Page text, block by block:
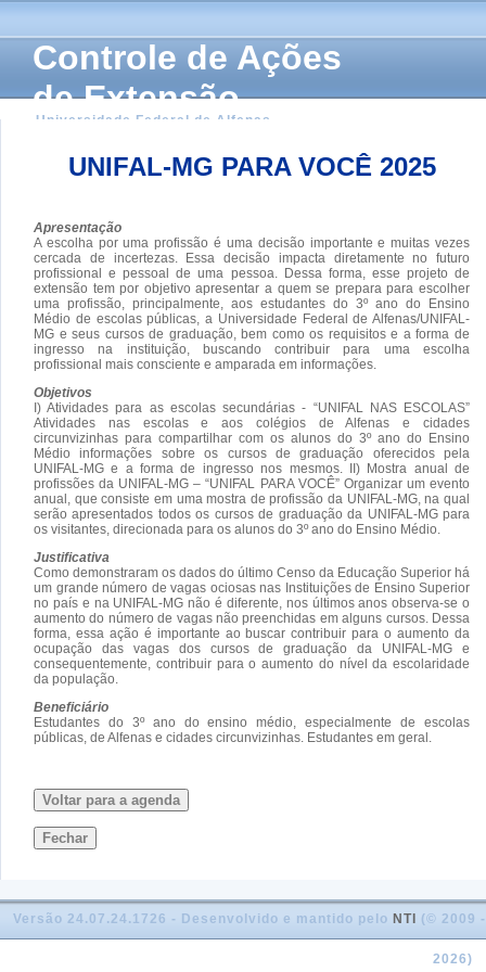
Controle de Ações
de Extensão
Universidade Federal de Alfenas
UNIFAL-MG PARA VOCÊ 2025
Apresentação
A escolha por uma profissão é uma decisão importante e muitas vezes
cercada de incertezas. Essa decisão impacta diretamente no futuro
profissional e pessoal de uma pessoa. Dessa forma, esse projeto de
extensão tem por objetivo apresentar a quem se prepara para escolher
uma profissão, principalmente, aos estudantes do 3º ano do Ensino
Médio de escolas públicas, a Universidade Federal de Alfenas/UNIFAL-
MG e seus cursos de graduação, bem como os requisitos e a forma de
ingresso na instituição, buscando contribuir para uma escolha
profissional mais consciente e amparada em informações.
Objetivos
I) Atividades para as escolas secundárias - “UNIFAL NAS ESCOLAS”
Atividades nas escolas e aos colégios de Alfenas e cidades
circunvizinhas para compartilhar com os alunos do 3º ano do Ensino
Médio informações sobre os cursos de graduação oferecidos pela
UNIFAL-MG e a forma de ingresso nos mesmos. II) Mostra anual de
profissões da UNIFAL-MG – “UNIFAL PARA VOCÊ” Organizar um evento
anual, que consiste em uma mostra de profissão da UNIFAL-MG, na qual
serão apresentados todos os cursos de graduação da UNIFAL-MG para
os visitantes, direcionada para os alunos do 3º ano do Ensino Médio.
Justificativa
Como demonstraram os dados do último Censo da Educação Superior há
um grande número de vagas ociosas nas Instituições de Ensino Superior
no país e na UNIFAL-MG não é diferente, nos últimos anos observa-se o
aumento do número de vagas não preenchidas em alguns cursos. Dessa
forma, essa ação é importante ao buscar contribuir para o aumento da
ocupação das vagas dos cursos de graduação da UNIFAL-MG e
consequentemente, contribuir para o aumento do nível da escolaridade
da população.
Beneficiário
Estudantes do 3º ano do ensino médio, especialmente de escolas
públicas, de Alfenas e cidades circunvizinhas. Estudantes em geral.
Voltar para a agenda
Fechar
Versão 24.07.24.1726 - Desenvolvido e mantido pelo NTI (© 2009 -
2026)